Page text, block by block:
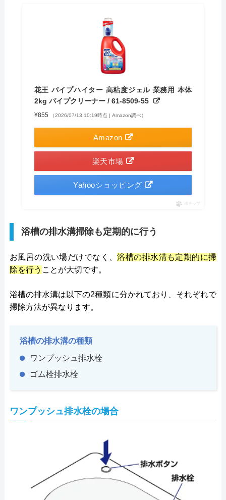
花王 パイプハイター 高粘度ジェル 業務用 本体
2kg パイプクリーナー / 61-8509-55
¥855 （2026/07/13 10:19時点 | Amazon調べ）
Amazon
楽天市場
Yahooショッピング
ポチップ
浴槽の排水溝掃除も定期的に行う
お風呂の洗い場だけでなく、浴槽の排水溝も定期的に掃
除を行う ことが大切です。
浴槽の排水溝は以下の2種類に分かれており、それぞれで
掃除方法が異なります。
浴槽の排水溝の種類
ワンプッシュ排水栓
ゴム栓排水栓
ワンプッシュ排水栓の場合